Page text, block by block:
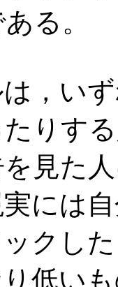
る。
，い
りす
見た
には
クし
低い